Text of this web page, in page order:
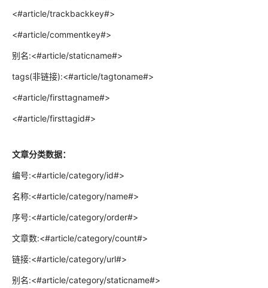
<#article/trackbackkey#>
<#article/commentkey#>
别名:<#article/staticname#>
tags(非链接):<#article/tagtoname#>
<#article/firsttagname#>
<#article/firsttagid#>
文章分类数据：
编号:<#article/category/id#>
名称:<#article/category/name#>
序号:<#article/category/order#>
文章数:<#article/category/count#>
链接:<#article/category/url#>
别名:<#article/category/staticname#>